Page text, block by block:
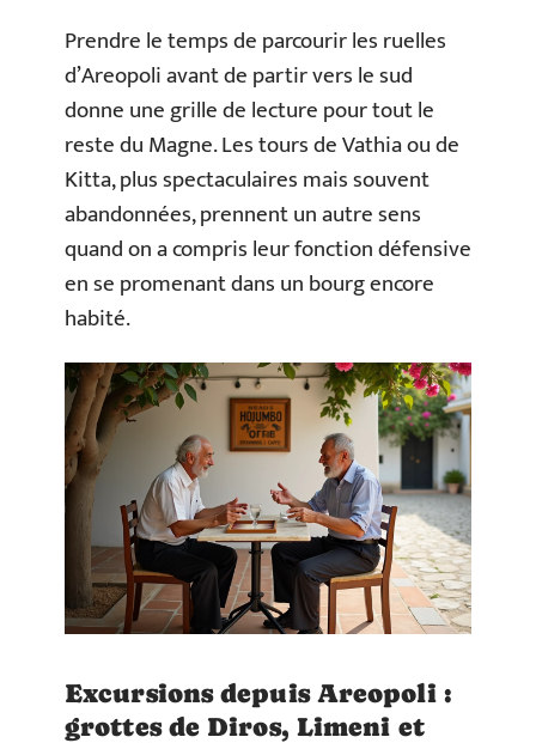
Prendre le temps de parcourir les ruelles
d’Areopoli avant de partir vers le sud
donne une grille de lecture pour tout le
reste du Magne. Les tours de Vathia ou de
Kitta, plus spectaculaires mais souvent
abandonnées, prennent un autre sens
quand on a compris leur fonction défensive
en se promenant dans un bourg encore
habité.
Excursions depuis Areopoli :
grottes de Diros, Limeni et